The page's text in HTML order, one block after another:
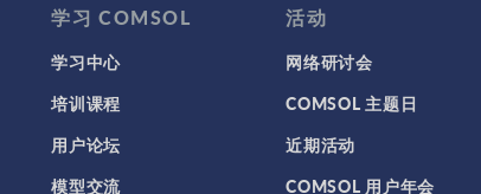
学习 COMSOL
学习中心
培训课程
用户论坛
模型交流
活动
网络研讨会
COMSOL 主题日
近期活动
COMSOL 用户年会